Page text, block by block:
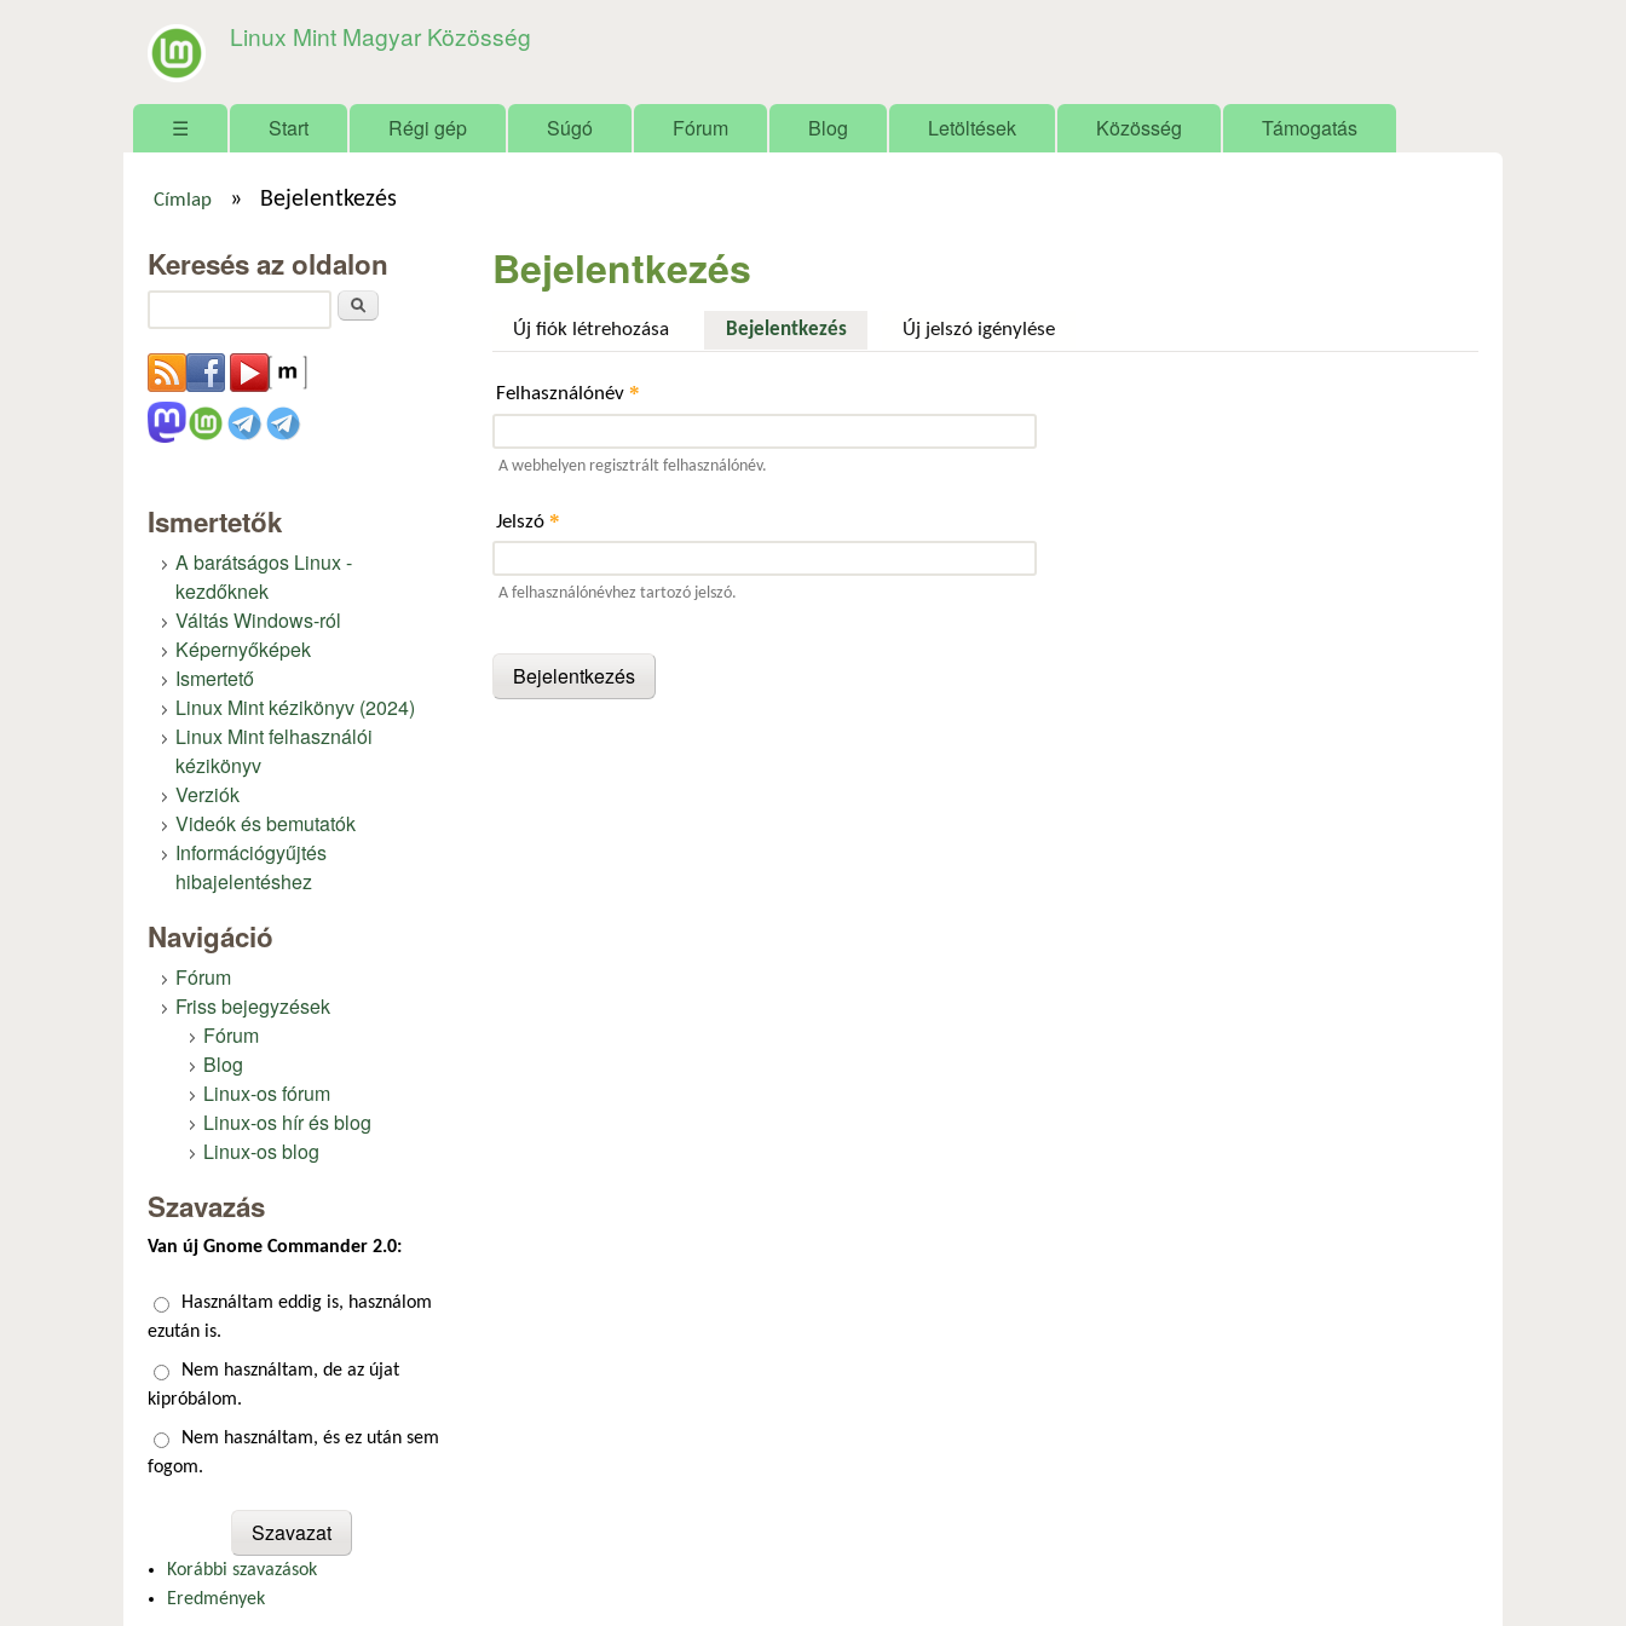
Linux Mint Magyar Közösség
Főmenü
☰ Start Régi gép Súgó Fórum Blog Letöltések Közösség Támogatás
Címlap » Bejelentkezés
Bejelentkezés
Új fiók létrehozása Bejelentkezés(aktív fül)Új jelszó igénylése
Felhasználónév *
A webhelyen regisztrált felhasználónév.
Jelszó *
A felhasználónévhez tartozó jelszó.
Keresés az oldalon
Ismertetők
A barátságos Linux -
kezdőknek
Váltás Windows-ról
Képernyőképek
Ismertető
Linux Mint kézikönyv (2024)
Linux Mint felhasználói
kézikönyv
Verziók
Videók és bemutatók
Információgyűjtés
hibajelentéshez
Navigáció
Fórum
Friss bejegyzések
Fórum
Blog
Linux-os fórum
Linux-os hír és blog
Linux-os blog
Szavazás
Van új Gnome Commander 2.0:
Választások
Használtam eddig is, használom
ezután is.
Nem használtam, de az újat
kipróbálom.
Nem használtam, és ez után sem
fogom.
Korábbi szavazások
Eredmények